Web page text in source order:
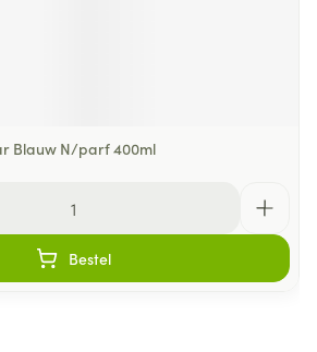
Blauw N/parf 400ml
Bestel